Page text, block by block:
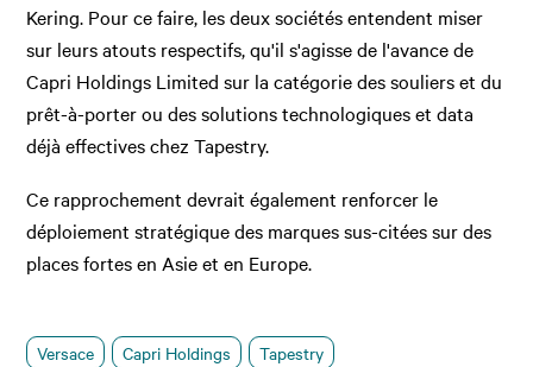
Kering. Pour ce faire, les deux sociétés entendent miser
sur leurs atouts respectifs, qu'il s'agisse de l'avance de
Capri Holdings Limited sur la catégorie des souliers et du
prêt-à-porter ou des solutions technologiques et data
déjà effectives chez Tapestry.
Ce rapprochement devrait également renforcer le
déploiement stratégique des marques sus-citées sur des
places fortes en Asie et en Europe.
Versace Capri Holdings Tapestry